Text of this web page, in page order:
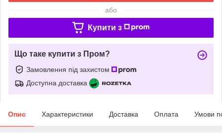
або
Купити з
Що таке купити з Пром?
Замовлення під захистом
Доступна доставка
Опис Характеристики Доставка Оплата Умови